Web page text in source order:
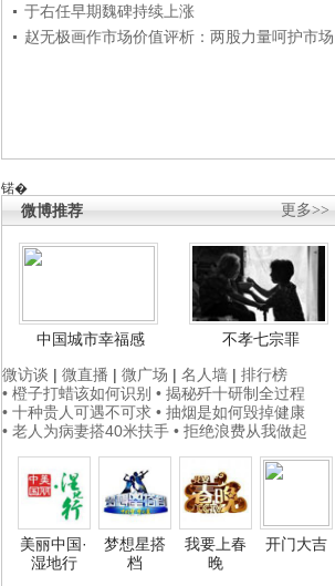
于右任早期魏碑持续上涨
赵无极画作市场价值评析：两股力量呵护市场
锘�
更多>>
微博推荐
中国城市幸福感
不孝七宗罪
微访谈 | 微直播 | 微广场 | 名人墙 | 排行榜
• 橙子打蜡该如何识别 • 揭秘歼十研制全过程
• 十种贵人可遇不可求 • 抽烟是如何毁掉健康
• 老人为病妻搭40米扶手 • 拒绝浪费从我做起
美丽中国·
湿地行
梦想星搭
档
我要上春
晚
开门大吉